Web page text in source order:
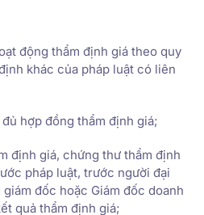
động thẩm định giá theo quy
khác của pháp luật có liên
hợp đồng thẩm định giá;
định giá, chứng thư thẩm định
pháp luật, trước người đại
đốc hoặc Giám đốc doanh
quả thẩm định giá;